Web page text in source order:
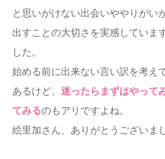
と思いがけない出会いややりがい
出すことの大切さを実感していま
した。
始める前に出来ない言い訳を考え
あるけど、 迷ったらまずはやって
てみるのもアリですよね。
絵里加さん、ありがとうございま